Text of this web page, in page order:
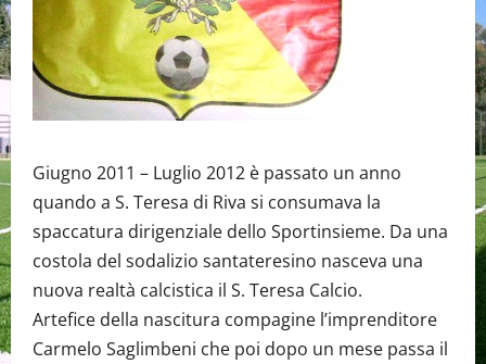
Giugno 2011 – Luglio 2012 è passato un anno
quando a S. Teresa di Riva si consumava la
spaccatura dirigenziale dello Sportinsieme. Da una
costola del sodalizio santateresino nasceva una
nuova realtà calcistica il S. Teresa Calcio.
Artefice della nascitura compagine l’imprenditore
Carmelo Saglimbeni che poi dopo un mese passa il